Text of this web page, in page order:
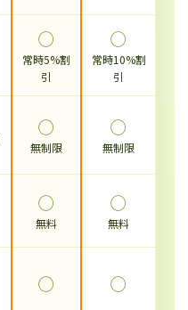
◯
常時5%割
引
◯
常時10%割
引
◯
無制限
◯
無制限
◯
無料
◯
無料
◯ ◯